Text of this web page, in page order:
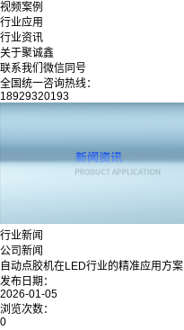
视频案例
行业应用
行业资讯
关于聚诚鑫
联系我们微信同号
全国统一咨询热线：
18929320193
行业新闻
公司新闻
自动点胶机在LED行业的精准应用方案
发布日期：
2026-01-05
浏览次数：
0